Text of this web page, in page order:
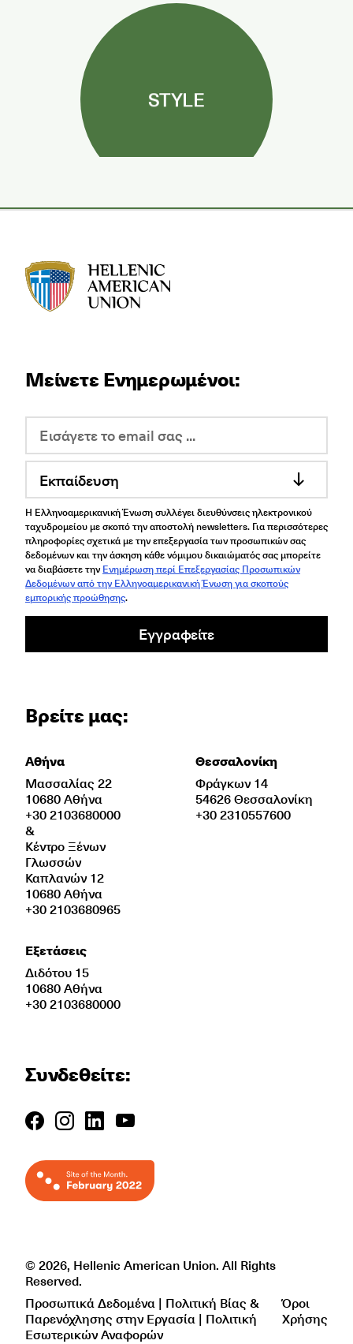
STYLE
Μείνετε Ενημερωμένοι:
Εκπαίδευση
Η Ελληνοαμερικανική Ένωση συλλέγει διευθύνσεις ηλεκτρονικού
ταχυδρομείου με σκοπό την αποστολή newsletters. Για περισσότερες
πληροφορίες σχετικά με την επεξεργασία των προσωπικών σας
δεδομένων και την άσκηση κάθε νόμιμου δικαιώματός σας μπορείτε
να διαβάσετε την Ενημέρωση περί Επεξεργασίας Προσωπικών
Δεδομένων από την Ελληνοαμερικανική Ένωση για σκοπούς
εμπορικής προώθησης.
Εγγραφείτε
Βρείτε μας:
Αθήνα
Μασσαλίας 22
10680 Αθήνα
+30 2103680000
&
Κέντρο Ξένων
Γλωσσών
Καπλανών 12
10680 Αθήνα
+30 2103680965
Εξετάσεις
Διδότου 15
10680 Αθήνα
+30 2103680000
Θεσσαλονίκη
Φράγκων 14
54626 Θεσσαλονίκη
+30 2310557600
Συνδεθείτε:
© 2026, Hellenic American Union. All Rights
Reserved.
Προσωπικά Δεδομένα | Πολιτική Βίας &
Παρενόχλησης στην Εργασία | Πολιτική
Εσωτερικών Αναφορών
Όροι
Χρήσης